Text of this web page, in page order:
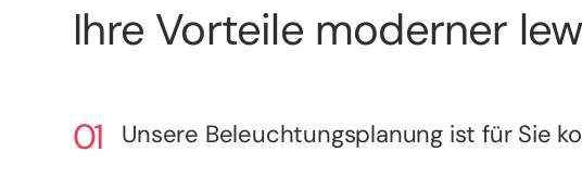
Ihre Vorteile moderner
Unsere Beleuchtungsplanung ist für Sie